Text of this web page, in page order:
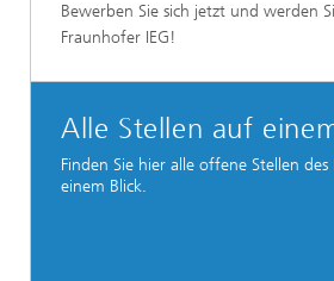
Bewerben Sie sich jetzt und werden
Fraunhofer IEG!
Alle Stellen auf
Finden Sie hier alle offene Stellen
einem Blick.